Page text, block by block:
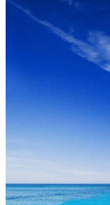
your-